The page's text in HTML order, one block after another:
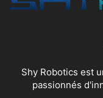
Shy Robotics est
passionnés